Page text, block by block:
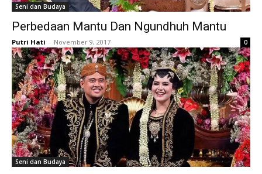
Seni dan Budaya
Perbedaan Mantu Dan Ngundhuh Mantu
Putri Hati - November 9, 2017 0
Seni dan Budaya